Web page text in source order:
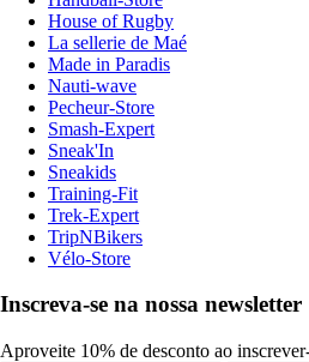
House of Rugby
La sellerie de Maé
Made in Paradis
Nauti-wave
Pecheur-Store
Smash-Expert
Sneak'In
Sneakids
Training-Fit
Trek-Expert
TripNBikers
Vélo-Store
Inscreva-se na nossa newsletter
Aproveite 10% de desconto ao